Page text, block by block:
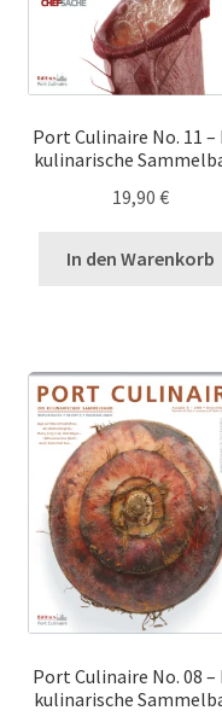
Port Culinaire No. 11 –
kulinarische
19,90 €
In den Warenkorb
Port Culinaire No. 08 –
kulinarische